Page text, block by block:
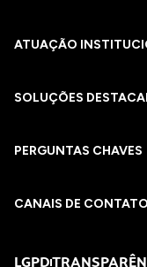
ATUAÇÃO
SOLUÇÕES
PERGUNTAS CHAVES​
CANAIS DE CONTATO
LGPD